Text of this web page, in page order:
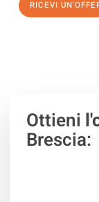
RICEVI
Ottieni
Brescia: